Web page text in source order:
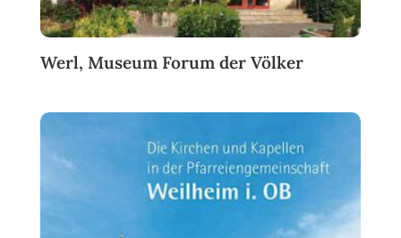
Werl, Museum Forum der Völker